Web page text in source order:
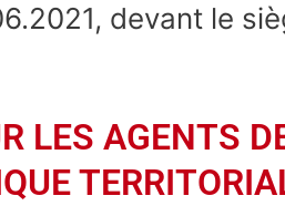
devant le
LES AGENTS